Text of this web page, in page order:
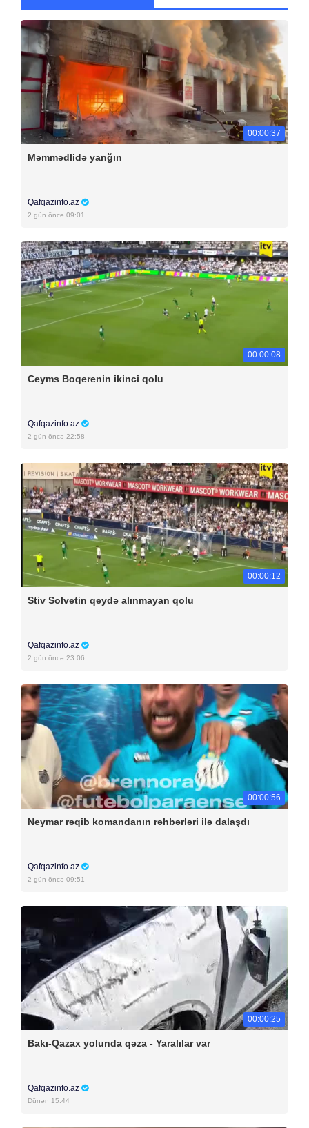
00:00:37
Məmmədlidə yanğın
Qafqazinfo.az
2 gün öncə 09:01
00:00:08
Ceyms Boqerenin ikinci qolu
Qafqazinfo.az
2 gün öncə 22:58
00:00:12
Stiv Solvetin qeydə alınmayan qolu
Qafqazinfo.az
2 gün öncə 23:06
00:00:56
Neymar rəqib komandanın rəhbərləri ilə dalaşdı
Qafqazinfo.az
2 gün öncə 09:51
00:00:25
Bakı-Qazax yolunda qəza - Yaralılar var
Qafqazinfo.az
Dünən 15:44